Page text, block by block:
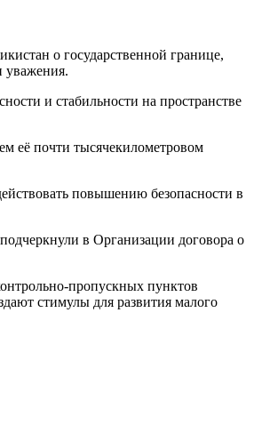
о государственной границе,
уважения.
и стабильности на пространстве
её почти тысячекилометровом
повышению безопасности в
в Организации договора о
пропускных пунктов
стимулы для развития малого